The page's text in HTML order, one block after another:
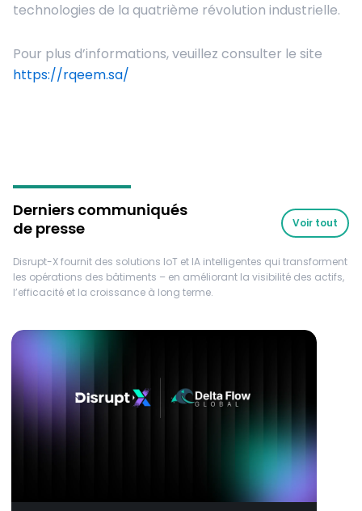
technologies de la quatrième révolution industrielle.
Pour plus d’informations, veuillez consulter le site
https://rqeem.sa/
Derniers communiqués
de presse
Voir tout
Disrupt-X fournit des solutions IoT et IA intelligentes qui transforment
les opérations des bâtiments – en améliorant la visibilité des actifs,
l’efficacité et la croissance à long terme.